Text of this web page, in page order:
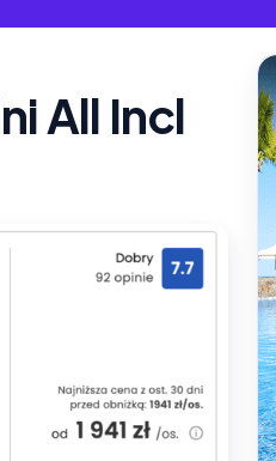
All Incl